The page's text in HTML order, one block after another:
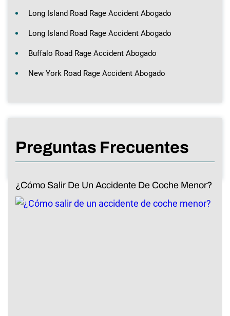
Long Island Road Rage Accident Abogado
Long Island Road Rage Accident Abogado
Buffalo Road Rage Accident Abogado
New York Road Rage Accident Abogado
Preguntas Frecuentes
¿Cómo Salir De Un Accidente De Coche Menor?